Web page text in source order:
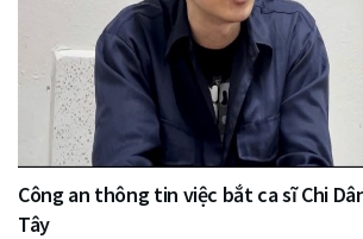
Công an thông tin việc bắt ca sĩ Chi
Tây